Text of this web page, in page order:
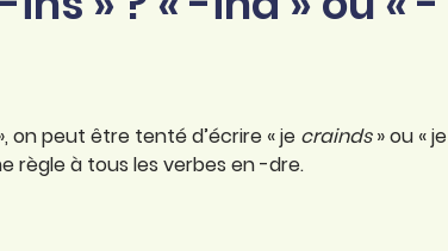
on peut être tenté d’écrire « je crainds» ou « je
règle à tous les verbes en -dre.